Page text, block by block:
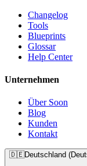
Changelog
Tools
Blueprints
Glossar
Help Center
Unternehmen
Über Soon
Blog
Kunden
Kontakt
🇩🇪Deutschland